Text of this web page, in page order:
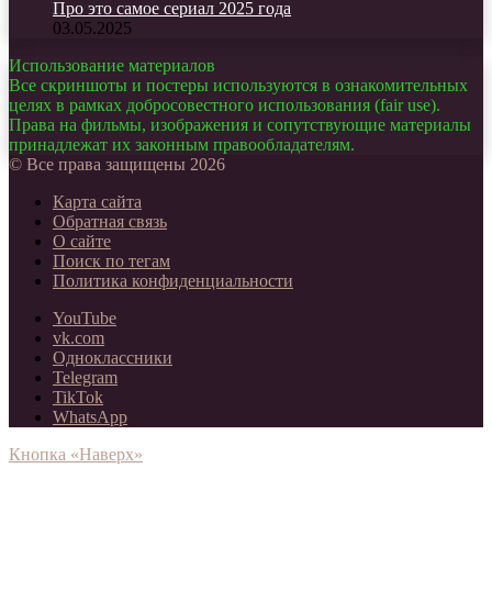
Про это самое сериал 2025 года
03.05.2025
Использование материалов
Все скриншоты и постеры используются в ознакомительных
целях в рамках добросовестного использования (fair use).
Права на фильмы, изображения и сопутствующие материалы
принадлежат их законным правообладателям.
© Все права защищены 2026
Карта сайта
Обратная связь
О сайте
Поиск по тегам
Политика конфиденциальности
YouTube
vk.com
Одноклассники
Telegram
TikTok
WhatsApp
Кнопка «Наверх»